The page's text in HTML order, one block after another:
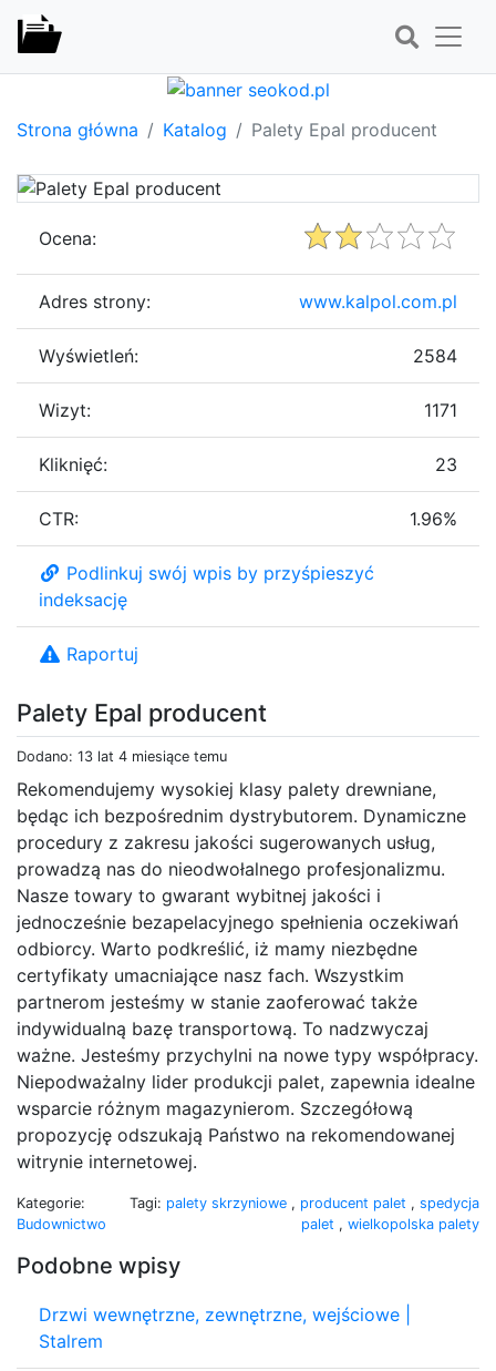
Strona główna Katalog Palety Epal producent
Palety Epal producent
Dodano: 13 lat 4 miesiące temu
Rekomendujemy wysokiej klasy palety drewniane,
będąc ich bezpośrednim dystrybutorem. Dynamiczne
procedury z zakresu jakości sugerowanych usług,
prowadzą nas do nieodwołalnego profesjonalizmu.
Nasze towary to gwarant wybitnej jakości i
jednocześnie bezapelacyjnego spełnienia oczekiwań
odbiorcy. Warto podkreślić, iż mamy niezbędne
certyfikaty umacniające nasz fach. Wszystkim
partnerom jesteśmy w stanie zaoferować także
indywidualną bazę transportową. To nadzwyczaj
ważne. Jesteśmy przychylni na nowe typy współpracy.
Niepodważalny lider produkcji palet, zapewnia idealne
wsparcie różnym magazynierom. Szczegółową
propozycję odszukają Państwo na rekomendowanej
witrynie internetowej.
Kategorie:
Budownictwo
Tagi: palety skrzyniowe , producent palet , spedycja
palet , wielkopolska palety
Podobne wpisy
Drzwi wewnętrzne, zewnętrzne, wejściowe |
Stalrem
Ocena:
Adres strony: www.kalpol.com.pl
Wyświetleń: 2584
Wizyt: 1171
Kliknięć: 23
CTR: 1.96%
Podlinkuj swój wpis by przyśpieszyć
indeksację
Raportuj